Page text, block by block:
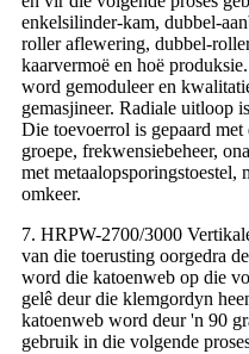
enkelsilinder-kam, dubbel-
roller aflewering, dubbel-
kaarvermoë en hoë
word gemoduleer en
gemasjineer. Radiale uitloop
Die toevoerrol is gepaard
groepe, frekwensiebeheer,
met metaalopsporingstoestel,
omkeer.
7. HRPW-2700/3000
van die toerusting oorgedra
word die katoenweb op die
gelê deur die klemgordyn
katoenweb word deur 'n 90
gebruik in die volgende